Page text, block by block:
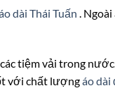
dài Thái Tuấn .
tiệm vải trong
với chất lượngáo dài